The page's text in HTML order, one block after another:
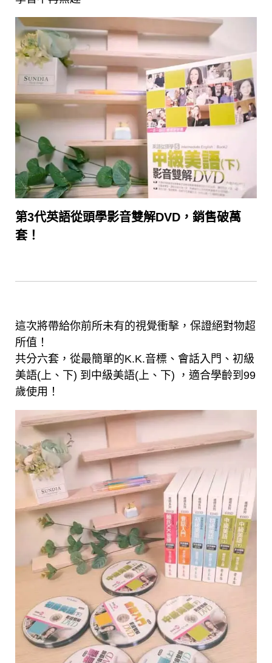
第3代英語從頭學影音雙解DVD，銷售破萬
套！
這次將帶給你前所未有的視覺衝擊，保證絕對物超
所值！
共分六套，從最簡單的K.K.音標、會話入門、初級
美語(上、下) 到中級美語(上、下) ，適合學齡到99
歲使用！